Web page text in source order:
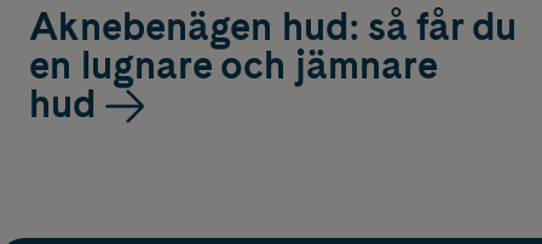
Aknebenägen hud: så får du
en lugnare och jämnare
hud